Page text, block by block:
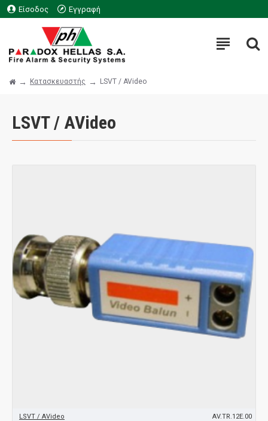
Είσοδος Εγγραφή
Κατασκευαστής LSVT / AVideo
LSVT / AVideo
LSVT / AVideo AV.TR.12E.00